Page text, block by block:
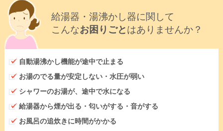
給湯器・湯沸かし器に関して
こんなお困りごとはありませんか？
自動湯沸かし機能が途中で止まる
お湯のでる量が安定しない・水圧が弱い
シャワーのお湯が、途中で水になる
給湯器から煙が出る・匂いがする・音がする
お風呂の追炊きに時間がかかる